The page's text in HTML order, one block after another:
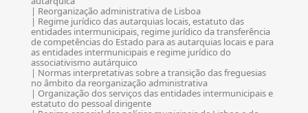
| Reorganização administrativa de Lisboa
| Regime jurídico das autarquias locais, estatuto das
entidades intermunicipais, regime jurídico da transferência
de competências do Estado para as autarquias locais e para
as entidades intermunicipais e regime jurídico do
associativismo autárquico
| Normas interpretativas sobre a transição das freguesias
no âmbito da reorganização administrativa
| Organização dos serviços das entidades intermunicipais e
estatuto do pessoal dirigente